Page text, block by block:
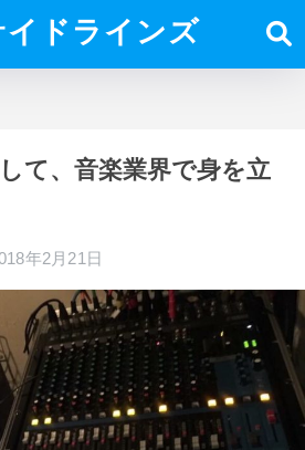
イドラインズ
て、音楽業界で身を立
年2月21日